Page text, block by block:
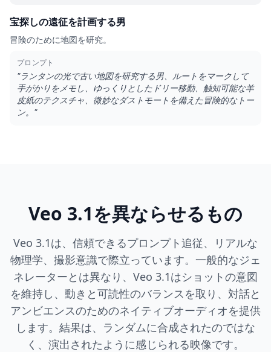
宝探しの遠征を計画する男
冒険のために地図を研究。
プロンプト
"ランタンの光で古い地図を研究する男、ルートをマークして
手がかりをメモし、ゆっくりとしたドリー移動、触知可能な羊
皮紙のテクスチャ、微妙なダストモートを備えた冒険的なトー
ン。 "
Veo 3.1を異ならせるもの
Veo 3.1は、信頼できるプロンプト追従、リアルな
物理学、撮影意識で際立っています。一般的なジェ
ネレーターとは異なり、Veo 3.1はショットの意図
を維持し、動きと可読性のバランスを取り、対話と
アンビエンスのためのネイティブオーディオを提供
します。結果は、ランダムに合成されたのではな
く、演出されたように感じられる映像です。